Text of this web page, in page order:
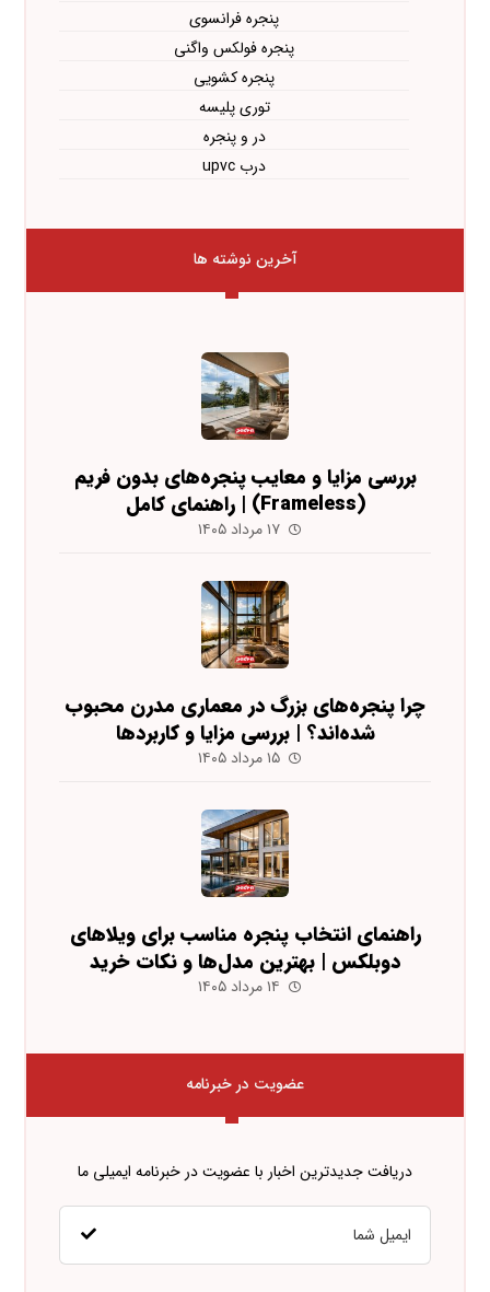
پنجره فرانسوی
پنجره فولکس واگنی
پنجره کشویی
توری پلیسه
در و پنجره
درب upvc
آخرین نوشته ها
بررسی مزایا و معایب پنجره‌های بدون فریم
(Frameless) | راهنمای کامل
۱۷ مرداد ۱۴۰۵
چرا پنجره‌های بزرگ در معماری مدرن محبوب
شده‌اند؟ | بررسی مزایا و کاربردها
۱۵ مرداد ۱۴۰۵
راهنمای انتخاب پنجره مناسب برای ویلاهای
دوبلکس | بهترین مدل‌ها و نکات خرید
۱۴ مرداد ۱۴۰۵
عضویت در خبرنامه
دریافت جدیدترین اخبار با عضویت در خبرنامه ایمیلی ما